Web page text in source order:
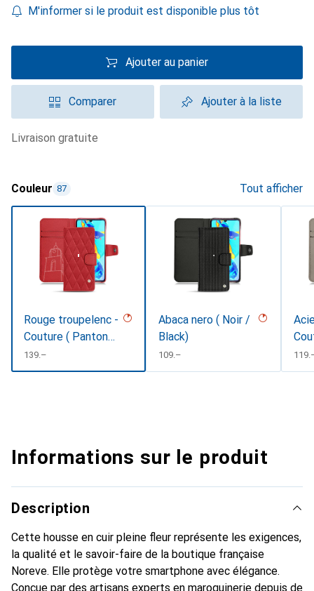
M'informer si le produit est disponible plus tôt
Ajouter au panier
Comparer Ajouter à la liste
livraison gratuite
Couleur 87 Tout afficher
Rouge troupelenc -
Couture ( Pantone
#AB191A )
CHF
139.–
Abaca nero ( Noir /
Black)
CHF
109.– CHF
Informations sur le produit
Description
Cette housse en cuir pleine fleur représente les exigences,
la qualité et le savoir-faire de la boutique française
Noreve. Elle protège votre smartphone avec élégance.
Conçue par des artisans experts en maroquinerie depuis de